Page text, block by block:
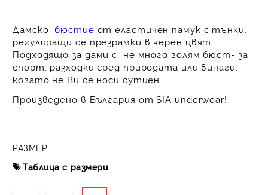
Дамско бюстие от еластичен памук с тънки,
регулиращи се презрамки в черен цвят.
Подходящо за дами с не много голям бюст- за
спорт, разходки сред природата или винаги,
когато не Ви се носи сутиен.
Произведено в България от SIA underwear!
РАЗМЕР:
Таблица с размери